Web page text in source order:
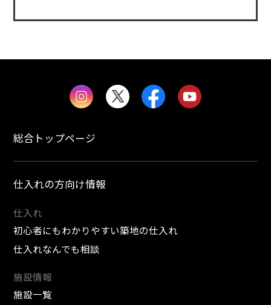
総合トップページ
仕入れの方向け情報
仕入れ
初心者にもわかりやすい築地の仕入れ
仕入れなんでも相談
施設情報
施設一覧